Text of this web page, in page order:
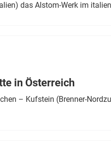
das Alstom-Werk im
in Österreich
– Kufstein (Brenner-